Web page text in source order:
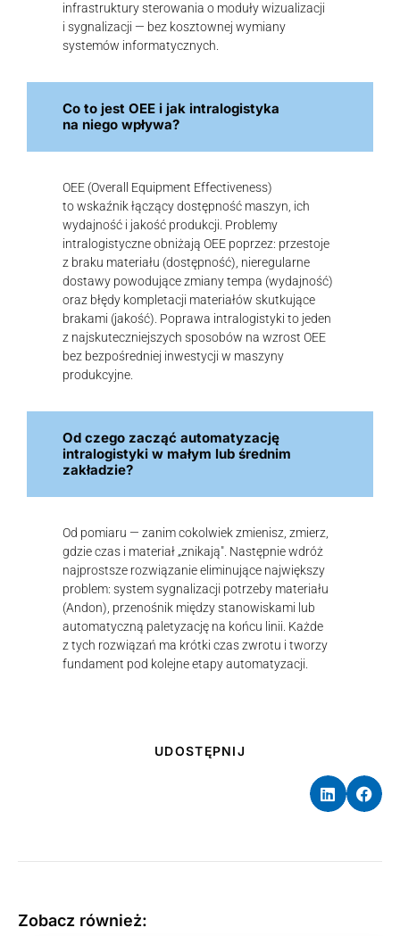
infrastruktury sterowania o moduły wizualizacji
i sygnalizacji — bez kosztownej wymiany
systemów informatycznych.
Co to jest OEE i jak intralogistyka
na niego wpływa?
OEE (Overall Equipment Effectiveness)
to wskaźnik łączący dostępność maszyn, ich
wydajność i jakość produkcji. Problemy
intralogistyczne obniżają OEE poprzez: przestoje
z braku materiału (dostępność), nieregularne
dostawy powodujące zmiany tempa (wydajność)
oraz błędy kompletacji materiałów skutkujące
brakami (jakość). Poprawa intralogistyki to jeden
z najskuteczniejszych sposobów na wzrost OEE
bez bezpośredniej inwestycji w maszyny
produkcyjne.
Od czego zacząć automatyzację
intralogistyki w małym lub średnim
zakładzie?
Od pomiaru — zanim cokolwiek zmienisz, zmierz,
gdzie czas i materiał „znikają". Następnie wdróż
najprostsze rozwiązanie eliminujące największy
problem: system sygnalizacji potrzeby materiału
(Andon), przenośnik między stanowiskami lub
automatyczną paletyzację na końcu linii. Każde
z tych rozwiązań ma krótki czas zwrotu i tworzy
fundament pod kolejne etapy automatyzacji.
UDOSTĘPNIJ
Zobacz również: